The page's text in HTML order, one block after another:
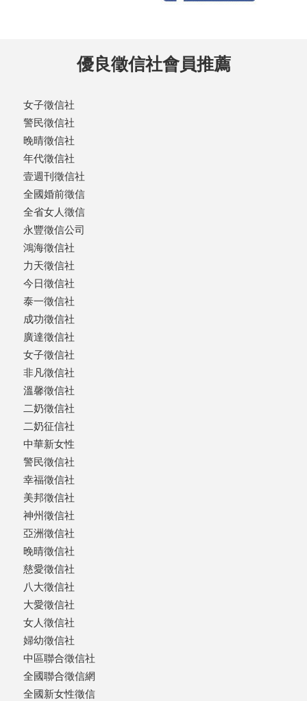
優良徵信社會員推薦
女子徵信社
警民徵信社
晚晴徵信社
年代徵信社
壹週刊徵信社
全國婚前徵信
全省女人徵信
永豐徵信公司
鴻海徵信社
力天徵信社
今日徵信社
泰一徵信社
成功徵信社
廣達徵信社
女子徵信社
非凡徵信社
溫馨徵信社
二奶徵信社
二奶征信社
中華新女性
警民徵信社
幸福徵信社
美邦徵信社
神州徵信社
亞洲徵信社
晚晴徵信社
慈愛徵信社
八大徵信社
大愛徵信社
女人徵信社
婦幼徵信社
中區聯合徵信社
全國聯合徵信網
全國新女性徵信